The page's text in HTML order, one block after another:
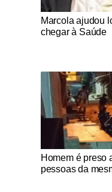
Notícias Católicas
Marcola ajudou
chegar à Saúde
Notícias Católicas
Homem é preso
pessoas da